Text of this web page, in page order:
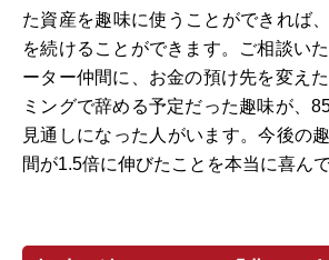
た資産を趣味に使うことができれば
を続けることができます。ご相談い
ーター仲間に、お金の預け先を変え
ミングで辞める予定だった趣味が、
見通しになった人がいます。今後の
間が1.5倍に伸びたことを本当に喜ん